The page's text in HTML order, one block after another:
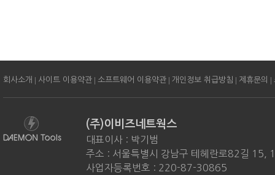
회사소개 | 사이트 이용약관 | 소프트웨어 이용약관 | 개인정보 취급방침 | 제휴문의 |
(주)이비즈네트웍스
대표이사 : 박기범
주소 : 서울특별시 강남구 테헤란로82길 15,
사업자등록번호 : 220-87-30865